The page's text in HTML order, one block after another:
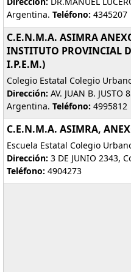
Argentina. Teléfono: 4345207
C.E.N.M.A. ASIMRA
INSTITUTO PROVINCIAL
I.P.E.M.)
Colegio Estatal Colegio
Dirección: AV. JUAN B.
Argentina. Teléfono: 4995812
C.E.N.M.A. ASIMRA,
Escuela Estatal Colegio
Dirección: 3 DE JUNIO 2343,
Teléfono: 4904273